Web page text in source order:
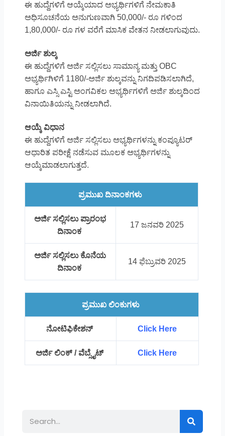
ಈ ಹುದ್ದೆಗಳಿಗೆ ಆಯ್ಕೆಯಾದ ಅಭ್ಯರ್ಥಿಗಳಿಗೆ ನೇಮಕಾತಿ
ಅಧಿಸೂಚನೆಯ ಅನುಗುಣವಾಗಿ 50,000/- ರೂ ಗಳಿಂದ
1,80,000/- ರೂ ಗಳ ವರೆಗೆ ಮಾಸಿಕ ವೇತನ ನೀಡಲಾಗುವುದು.
ಅರ್ಜಿ ಶುಲ್ಕ
ಈ ಹುದ್ದೆಗಳಿಗೆ ಅರ್ಜಿ ಸಲ್ಲಿಸಲು ಸಾಮಾನ್ಯ ಮತ್ತು OBC
ಅಭ್ಯರ್ಥಿಗಿಳಿಗೆ 1180/-ಅರ್ಜಿ ಶುಲ್ಕವನ್ನು ನಿಗದಿಪಡಿಸಲಾಗಿದೆ,
ಹಾಗೂ ಎಸ್ಸಿ ಎಸ್ಟಿ ಅಂಗವಿಕಲ ಅಭ್ಯರ್ಥಿಗಳಿಗೆ ಅರ್ಜಿ ಶುಲ್ಕದಿಂದ
ವಿನಾಯಿತಿಯನ್ನು ನೀಡಲಾಗಿದೆ.
ಆಯ್ಕೆ ವಿಧಾನ
ಈ ಹುದ್ದೆಗಳಿಗೆ ಅರ್ಜಿ ಸಲ್ಲಿಸಲು ಅಭ್ಯರ್ಥಿಗಳನ್ನು ಕಂಪ್ಯೂಟರ್
ಆಧಾರಿತ ಪರೀಕ್ಷೆ ನಡೆಸುವ ಮೂಲಕ ಅಭ್ಯರ್ಥಿಗಳನ್ನು
ಆಯ್ಕೆಮಾಡಲಾಗುತ್ತದೆ.
ಪ್ರಮುಖ ದಿನಾಂಕಗಳು
ಅರ್ಜಿ ಸಲ್ಲಿಸಲು ಪ್ರಾರಂಭ
ದಿನಾಂಕ
17 ಜನವರಿ 2025
ಅರ್ಜಿ ಸಲ್ಲಿಸಲು ಕೊನೆಯ
ದಿನಾಂಕ
14 ಫೆಬ್ರುವರಿ 2025
ಪ್ರಮುಖ ಲಿಂಕುಗಳು
ನೋಟಿಫಿಕೇಶನ್ Click Here
ಅರ್ಜಿ ಲಿಂಕ್ / ವೆಬ್ಸೈಟ್ Click Here
Search